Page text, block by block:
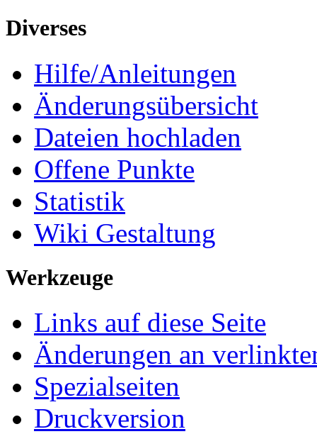
Diverses
Hilfe/Anleitungen
Änderungsübersicht
Dateien hochladen
Offene Punkte
Statistik
Wiki Gestaltung
Werkzeuge
Links auf diese Seite
Änderungen an
Spezialseiten
Druckversion